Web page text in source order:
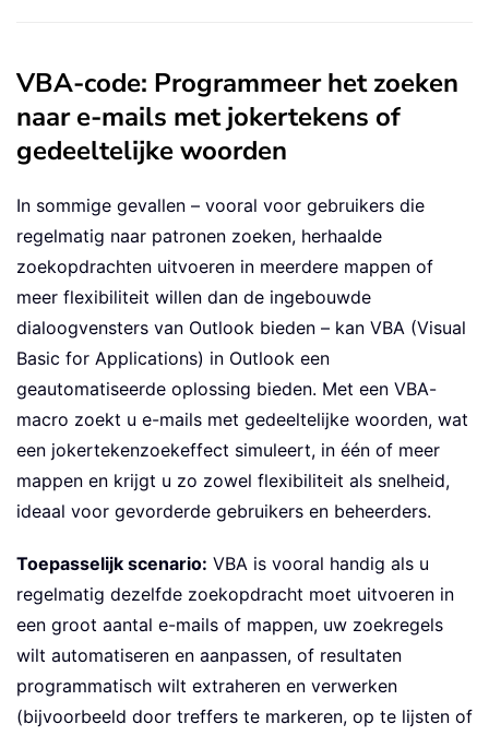
VBA-code: Programmeer het zoeken
naar e-mails met jokertekens of
gedeeltelijke woorden
In sommige gevallen – vooral voor gebruikers die
regelmatig naar patronen zoeken, herhaalde
zoekopdrachten uitvoeren in meerdere mappen of
meer flexibiliteit willen dan de ingebouwde
dialoogvensters van Outlook bieden – kan VBA (Visual
Basic for Applications) in Outlook een
geautomatiseerde oplossing bieden. Met een VBA-
macro zoekt u e-mails met gedeeltelijke woorden, wat
een jokertekenzoekeffect simuleert, in één of meer
mappen en krijgt u zo zowel flexibiliteit als snelheid,
ideaal voor gevorderde gebruikers en beheerders.
Toepasselijk scenario: VBA is vooral handig als u
regelmatig dezelfde zoekopdracht moet uitvoeren in
een groot aantal e-mails of mappen, uw zoekregels
wilt automatiseren en aanpassen, of resultaten
programmatisch wilt extraheren en verwerken
(bijvoorbeeld door treffers te markeren, op te lijsten of